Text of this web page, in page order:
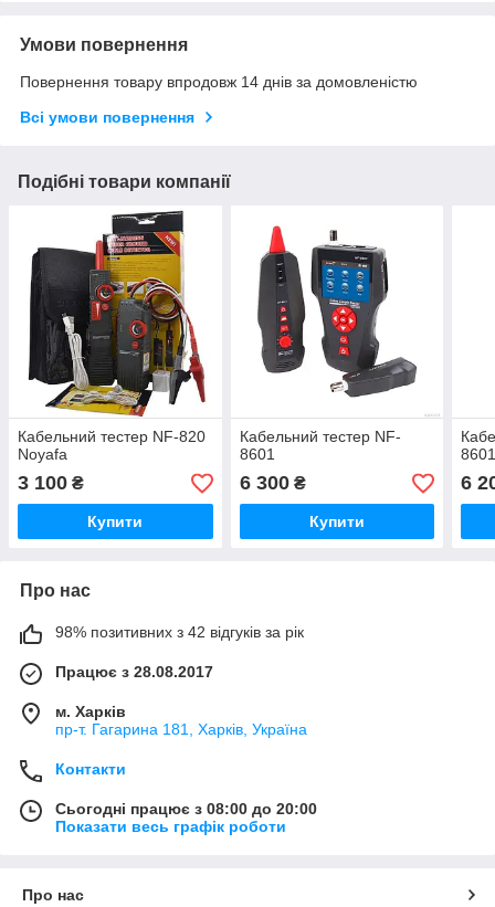
Умови повернення
Повернення товару впродовж 14 днів за домовленістю
Всі умови повернення
Подібні товари компанії
Кабельний тестер NF-820
Noyafa
3 100 ₴
Купити
Кабельний тестер NF-
8601
6 300₴
Купити
6
Про нас
98% позитивних з 42 відгуків за рік
Працює з 28.08.2017
м. Харків
пр-т. Гагарина 181, Харків, Україна
Контакти
Сьогодні працює з 08:00 до 20:00
Показати весь графік роботи
Про нас